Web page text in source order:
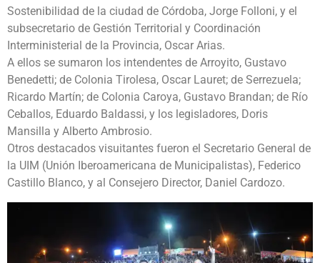
Sostenibilidad de la ciudad de Córdoba, Jorge Folloni, y el
subsecretario de Gestión Territorial y Coordinación
Interministerial de la Provincia, Oscar Arias.
A ellos se sumaron los intendentes de Arroyito, Gustavo
Benedetti; de Colonia Tirolesa, Oscar Lauret; de Serrezuela;
Ricardo Martín; de Colonia Caroya, Gustavo Brandan; de Río
Ceballos, Eduardo Baldassi, y los legisladores, Doris
Mansilla y Alberto Ambrosio.
Otros destacados visuitantes fueron el Secretario General de
la UIM (Unión Iberoamericana de Municipalistas), Federico
Castillo Blanco, y al Consejero Director, Daniel Cardozo.